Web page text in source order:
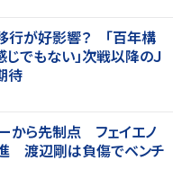
行が好影響？ 「百年構
でもない」次戦以降のＪ
待
から先制点 フェイエノ
渡辺剛は負傷でベンチ